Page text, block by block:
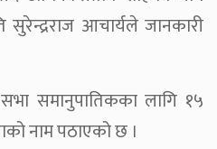
आचार्यले जानकारी
समानुपातिकका लागि १५
नाम पठाएको छ ।